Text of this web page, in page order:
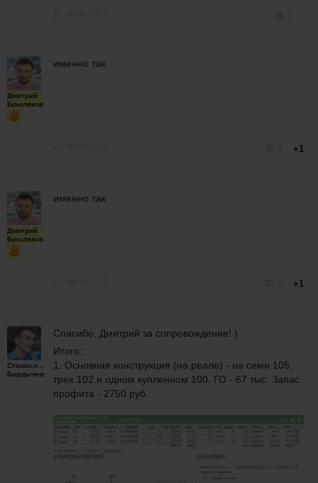
Дмитрий
Брыляков
именно так
+1
Дмитрий
Брыляков
именно так
+1
Станислав
Бардычев
Спасибо, Дмитрий за сопровождение! )
Итого:
1. Основная конструкция (на реале) - на семи 105,
трех 102 и одном купленном 100. ГО - 67 тыс. Запас
профита - 2750 руб.